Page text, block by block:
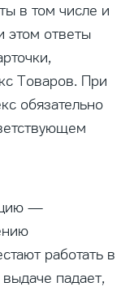
в том числе и
этом ответы
Товаров. При
обязательно
—
работать в
падает,